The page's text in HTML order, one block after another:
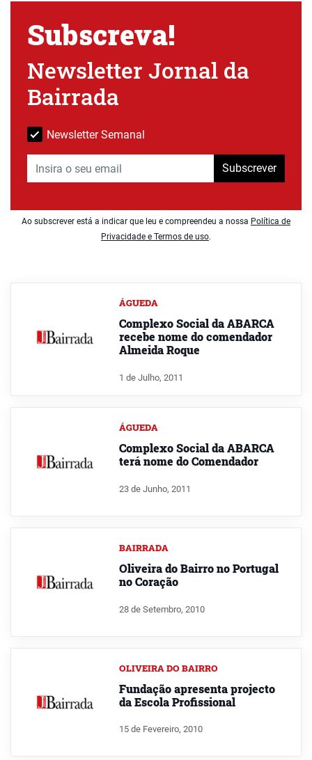
Subscreva!
Newsletter Jornal da
Bairrada
Newsletter Semanal
Subscrever
Ao subscrever está a indicar que leu e compreendeu a nossa Política de
Privacidade e Termos de uso.
ÁGUEDA
Complexo Social da ABARCA
recebe nome do comendador
Almeida Roque
1 de Julho, 2011
ÁGUEDA
Complexo Social da ABARCA
terá nome do Comendador
23 de Junho, 2011
BAIRRADA
Oliveira do Bairro no Portugal
no Coração
28 de Setembro, 2010
OLIVEIRA DO BAIRRO
Fundação apresenta projecto
da Escola Profissional
15 de Fevereiro, 2010